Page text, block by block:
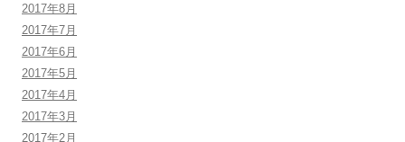
2017年8月
2017年7月
2017年6月
2017年5月
2017年4月
2017年3月
2017年2月